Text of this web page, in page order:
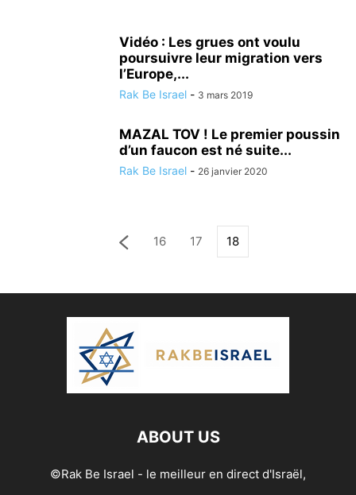
Vidéo : Les grues ont voulu
poursuivre leur migration vers
l’Europe,...
Rak Be Israel - 3 mars 2019
MAZAL TOV ! Le premier poussin
d’un faucon est né suite...
Rak Be Israel - 26 janvier 2020
16 17 18
ABOUT US
©Rak Be Israel - le meilleur en direct d'Israël,